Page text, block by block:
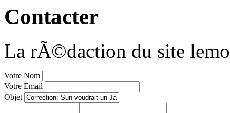
Contacter
La rÃ©daction du site
Votre Nom
Votre Email
Objet